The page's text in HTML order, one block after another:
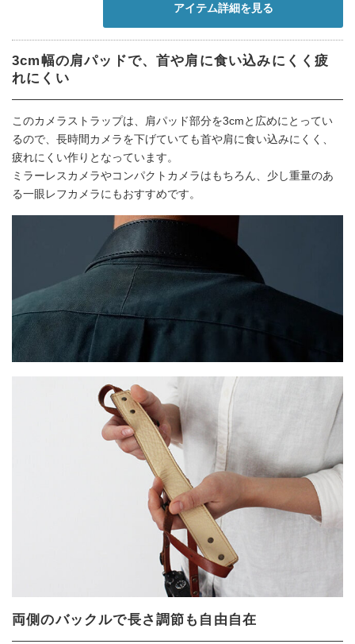
アイテム詳細を見る
3cm幅の肩パッドで、首や肩に食い込みにくく疲
れにくい
このカメラストラップは、肩パッド部分を3cmと広めにとってい
るので、長時間カメラを下げていても首や肩に食い込みにくく、
疲れにくい作りとなっています。
ミラーレスカメラやコンパクトカメラはもちろん、少し重量のあ
る一眼レフカメラにもおすすめです。
両側のバックルで長さ調節も自由自在